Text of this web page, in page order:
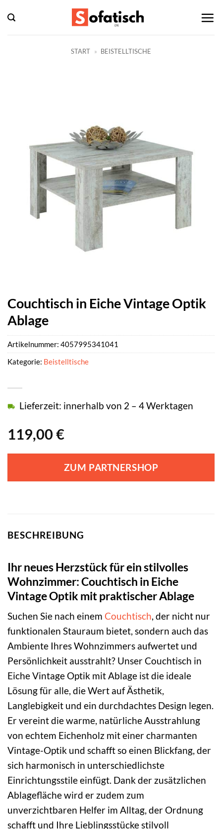
Inhalt
springen
START » BEISTELLTISCHE
Couchtisch in Eiche Vintage Optik
Ablage
119,00 €
Lieferzeit: innerhalb von 2 – 4 Werktagen
ZUM PARTNERSHOP
Artikelnummer: 4057995341041
Kategorie: Beistelltische
BESCHREIBUNG
Ihr neues Herzstück für ein stilvolles
Wohnzimmer: Couchtisch in Eiche
Vintage Optik mit praktischer Ablage
Suchen Sie nach einem Couchtisch, der nicht nur
funktionalen Stauraum bietet, sondern auch das
Ambiente Ihres Wohnzimmers aufwertet und
Persönlichkeit ausstrahlt? Unser Couchtisch in
Eiche Vintage Optik mit Ablage ist die ideale
Lösung für alle, die Wert auf Ästhetik,
Langlebigkeit und ein durchdachtes Design legen.
Er vereint die warme, natürliche Ausstrahlung
von echtem Eichenholz mit einer charmanten
Vintage-Optik und schafft so einen Blickfang, der
sich harmonisch in unterschiedlichste
Einrichtungsstile einfügt. Dank der zusätzlichen
Ablagefläche wird er zudem zum
unverzichtbaren Helfer im Alltag, der Ordnung
schafft und Ihre Lieblingsstücke stilvoll